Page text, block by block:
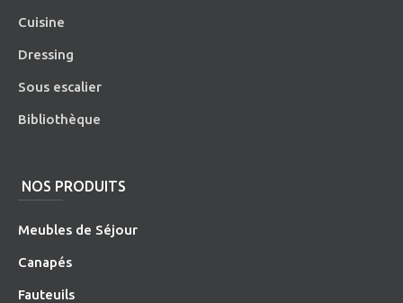
Cuisine
Dressing
Sous escalier
Bibliothèque
NOS PRODUITS
Meubles de Séjour
Canapés
Fauteuils